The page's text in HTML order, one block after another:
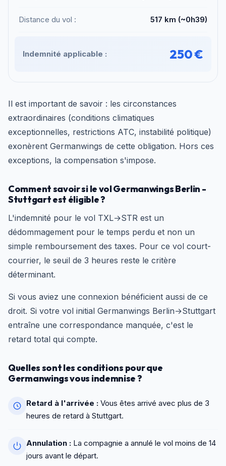
Distance du vol : 517 km (~0h39)
Indemnité applicable : 250 €
Il est important de savoir : les circonstances
extraordinaires (conditions climatiques
exceptionnelles, restrictions ATC, instabilité politique)
exonèrent Germanwings de cette obligation. Hors ces
exceptions, la compensation s'impose.
Comment savoir si le vol Germanwings Berlin -
Stuttgart est éligible ?
L'indemnité pour le vol TXL→STR est un
dédommagement pour le temps perdu et non un
simple remboursement des taxes. Pour ce vol court-
courrier, le seuil de 3 heures reste le critère
déterminant.
Si vous aviez une connexion bénéficient aussi de ce
droit. Si votre vol initial Germanwings Berlin→Stuttgart
entraîne une correspondance manquée, c'est le
retard total qui compte.
Quelles sont les conditions pour que
Germanwings vous indemnise ?
Retard à l'arrivée : Vous êtes arrivé avec plus de 3
heures de retard à Stuttgart.
Annulation : La compagnie a annulé le vol moins de 14
jours avant le départ.